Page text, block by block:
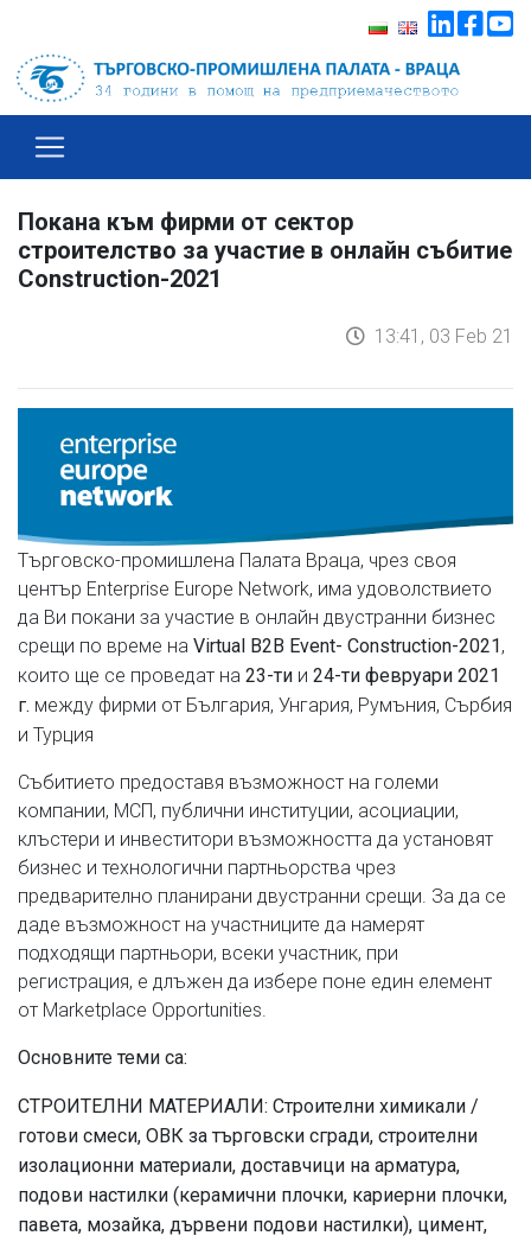
Покана към фирми от сектор
строителство за участие в онлайн събитие
Construction-2021
13:41, 03 Feb 21
Търговско-промишлена Палата Враца, чрез своя
център Enterprise Europe Network, има удоволствието
да Ви покани за участие в онлайн двустранни бизнес
срещи по време на Virtual B2B Event- Construction-2021 ,
които ще се проведат на 23-ти и 24-ти февруари 2021
г. между фирми от България, Унгария, Румъния, Сърбия
и Турция
Събитието предоставя възможност на големи
компании, МСП, публични институции, асоциации,
клъстери и инвеститори възможността да установят
бизнес и технологични партньорства чрез
предварително планирани двустранни срещи. За да се
даде възможност на участниците да намерят
подходящи партньори, всеки участник, при
регистрация, е длъжен да избере поне един елемент
от Marketplace Opportunities.
Основните теми са:
СТРОИТЕЛНИ МАТЕРИАЛИ: Строителни химикали /
готови смеси, ОВК за търговски сгради, строителни
изолационни материали, доставчици на арматура,
подови настилки (керамични плочки, кариерни плочки,
павета, мозайка, дървени подови настилки), цимент,